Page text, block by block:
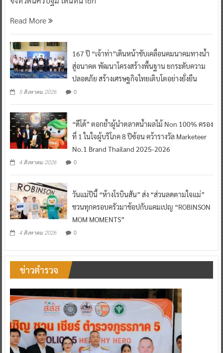
Read More
167 ปี “เจ้าท่า”เดินหน้าขับเคลื่อนคมนาคมทางน้ำ
สู่อนาคต พัฒนาโครงสร้างพื้นฐาน ยกระดับความ
ปลอดภัย สร้างเศรษฐกิจไทยเติบโตอย่างยั่งยืน
5 สิงหาคม 2026 0
“ดีโด้” ตอกย้ำผู้นำตลาดน้ำผลไม้ Non 100% ครอง
ที่ 1 ในใจผู้บริโภค 8 ปีซ้อน คว้ารางวัล Marketeer
No.1 Brand Thailand 2025-2026
4 สิงหาคม 2026 0
วันแม่ปีนี้ “ห้างโรบินสัน” ส่ง “ส่วนลดตามใจแม่”
ชวนทุกครอบครัวมาช้อปกับแคมเปญ “ROBINSON
MOM MOMENTS”
4 สิงหาคม 2026 0
ข่าวตำรวจ